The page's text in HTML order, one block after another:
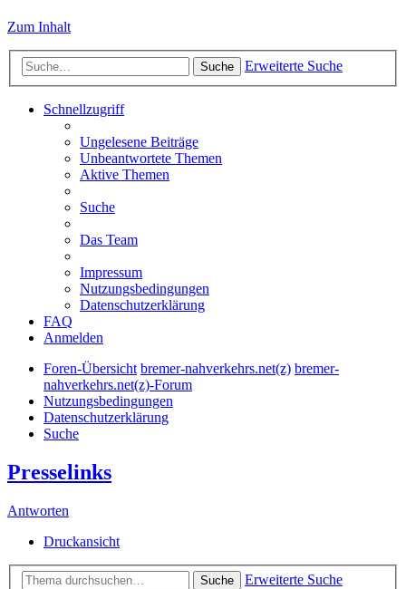
Zum Inhalt
Suche Erweiterte Suche
Schnellzugriff
Ungelesene Beiträge
Unbeantwortete Themen
Aktive Themen
Suche
Das Team
Impressum
Nutzungsbedingungen
Datenschutzerklärung
FAQ
Anmelden
Foren-Übersicht bremer-nahverkehrs.net(z) bremer-
nahverkehrs.net(z)-Forum
Nutzungsbedingungen
Datenschutzerklärung
Suche
Presselinks
Antworten
Druckansicht
Suche
Erweiterte Suche